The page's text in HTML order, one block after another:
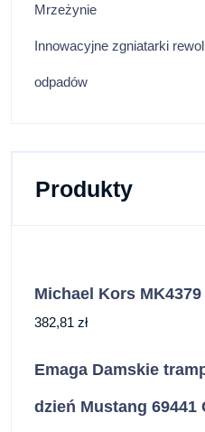
Mrzeżynie
Innowacyjne zgniatarki
odpadów
Produkty
Michael Kors MK4379
382,81 zł
Emaga Damskie
dzień Mustang 69441